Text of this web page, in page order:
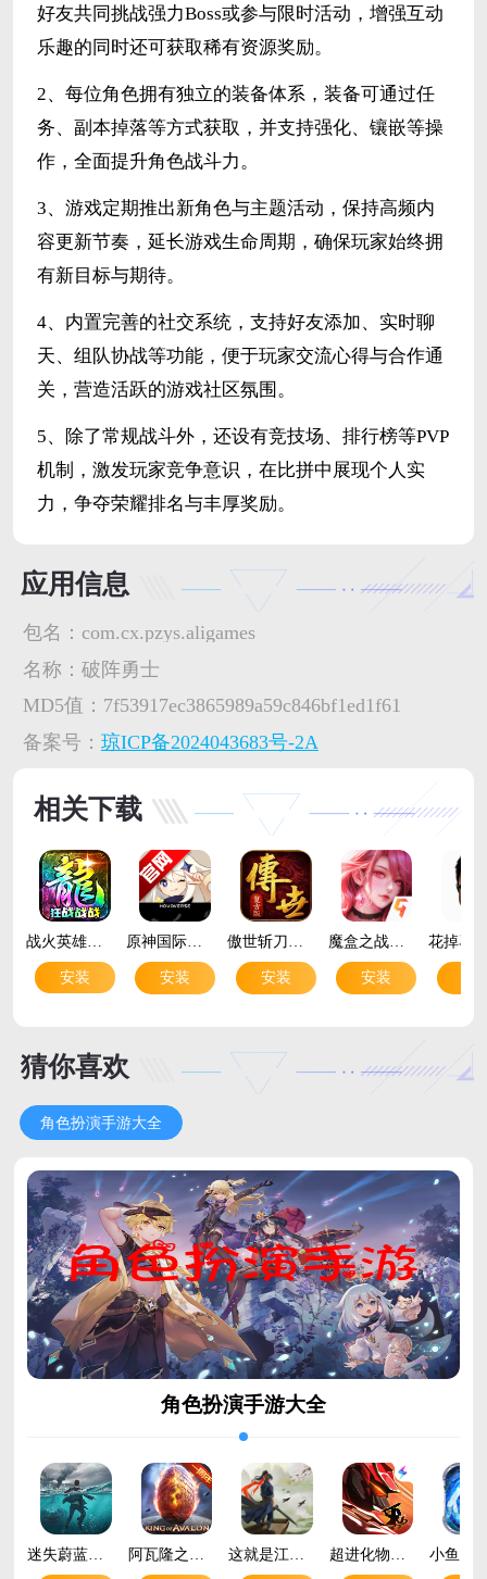
好友共同挑战强力Boss或参与限时活动，增强互动
乐趣的同时还可获取稀有资源奖励。
2、每位角色拥有独立的装备体系，装备可通过任
务、副本掉落等方式获取，并支持强化、镶嵌等操
作，全面提升角色战斗力。
3、游戏定期推出新角色与主题活动，保持高频内
容更新节奏，延长游戏生命周期，确保玩家始终拥
有新目标与期待。
4、内置完善的社交系统，支持好友添加、实时聊
天、组队协战等功能，便于玩家交流心得与合作通
关，营造活跃的游戏社区氛围。
5、除了常规战斗外，还设有竞技场、排行榜等PVP
机制，激发玩家竞争意识，在比拼中展现个人实
力，争夺荣耀排名与丰厚奖励。
应用信息
包名： com.cx.pzys.aligames
名称： 破阵勇士
MD5值： 7f53917ec3865989a59c846bf1ed1f61
备案号： 琼ICP备2024043683号-2A
相关下载
战火英雄传奇手游最新版v4 安卓版
安装 安装 安装
魔盒之战手游官方版v1.0.2 策略闯关手游
安装
猜你喜欢
角色扮演手游大全
角色扮演手游大全